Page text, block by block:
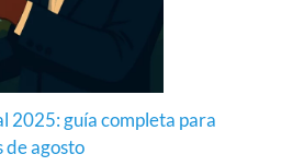
2025: guía completa para
agosto